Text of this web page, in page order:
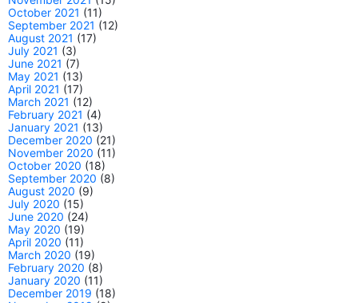
October 2021 (11)
September 2021 (12)
August 2021 (17)
July 2021 (3)
June 2021 (7)
May 2021 (13)
April 2021 (17)
March 2021 (12)
February 2021 (4)
January 2021 (13)
December 2020 (21)
November 2020 (11)
October 2020 (18)
September 2020 (8)
August 2020 (9)
July 2020 (15)
June 2020 (24)
May 2020 (19)
April 2020 (11)
March 2020 (19)
February 2020 (8)
January 2020 (11)
December 2019 (18)